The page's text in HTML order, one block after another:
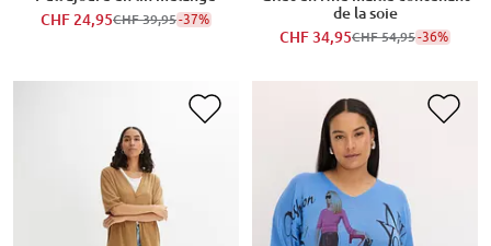
CHF 24,95CHF 39,95-37%
de la soie
CHF 34,95CHF 54,95-36%